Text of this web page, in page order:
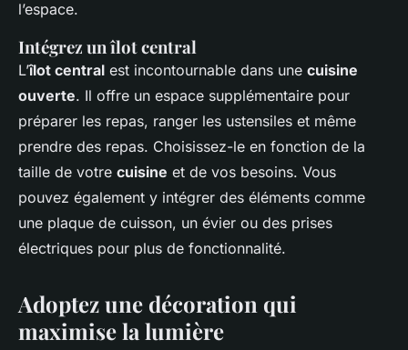
l’espace.
Intégrez un îlot central
L’îlot central est incontournable dans une cuisine
ouverte. Il offre un espace supplémentaire pour
préparer les repas, ranger les ustensiles et même
prendre des repas. Choisissez-le en fonction de la
taille de votre cuisine et de vos besoins. Vous
pouvez également y intégrer des éléments comme
une plaque de cuisson, un évier ou des prises
électriques pour plus de fonctionnalité.
Adoptez une décoration qui
maximise la lumière